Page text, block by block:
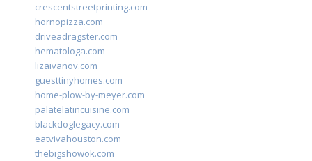
crescentstreetprinting.com
hornopizza.com
driveadragster.com
hematologa.com
lizaivanov.com
guesttinyhomes.com
home-plow-by-meyer.com
palatelatincuisine.com
blackdoglegacy.com
eatvivahouston.com
thebigshowok.com